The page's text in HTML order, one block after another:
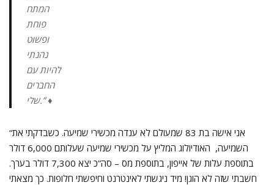
המתח
פוחת
ופשוט
נהנתי
להיות עם
החברים
שלי.” ♦
“אני אישה בת 83 שמעולם לא ענדה מכשירי שמיעה. כשבדקתי את
השמיעה, האודיולוג המליץ על מכשירי שמיעה שעלותם 6,000 דולר
בתוספת עלות של אייפון, בתוספת מס – סה”כ יצא 7,300 דולר בערך.
חשבתי שזה לא הוגן! מיד ניגשתי לאינטרנט וחיפשתי חלופות. כך מצאתי